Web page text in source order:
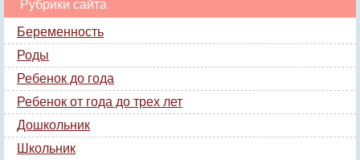
Рубрики сайта
Беременность
Роды
Ребенок до года
Ребенок от года до трех лет
Дошкольник
Школьник